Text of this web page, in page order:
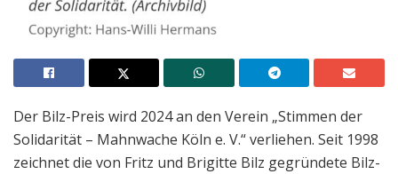
Der Bilz-Preis wird 2024 an den Verein „Stimmen der
Solidarität – Mahnwache Köln e. V.“ verliehen. Seit 1998
zeichnet die von Fritz und Brigitte Bilz gegründete Bilz-